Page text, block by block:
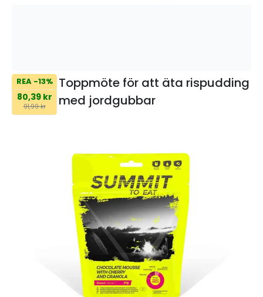
REA -13%
80,39 kr
91,99 kr
Toppmöte för att äta rispudding
med jordgubbar